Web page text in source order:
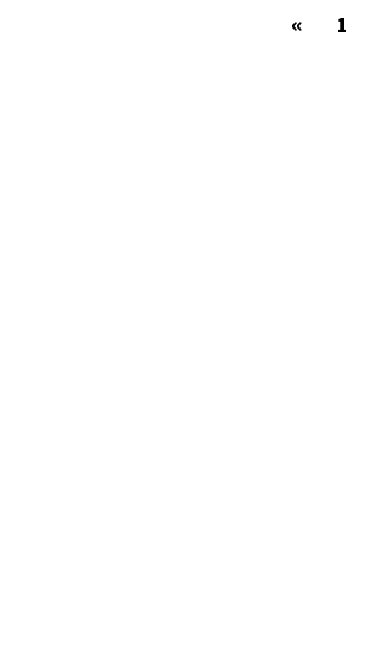
« 1